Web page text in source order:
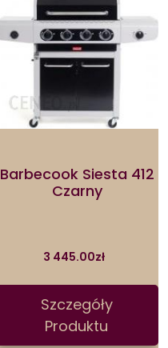
Barbecook Siesta 412
Czarny
3 445.00zł
Szczegóły
Produktu